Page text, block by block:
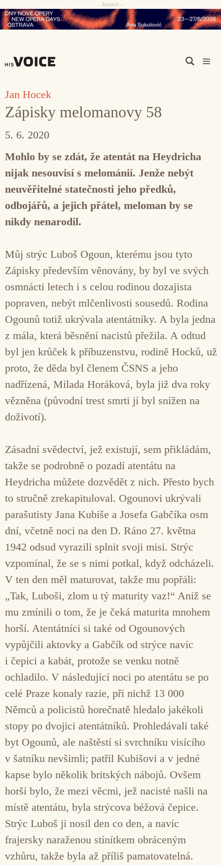
Přeskočit
na
- Inzerce -
Jan Hocek
Zápisky melomanovy 58
5. 6. 2020
Mohlo by se zdát, že atentát na Heydricha
nijak nesouvisí s melománií. Jenže nebýt
neuvěřitelné statečnosti jeho předků,
odbojářů, a jejich přátel, meloman by se
nikdy nenarodil.
Můj strýc Luboš Ogoun, kterému jsou tyto
Zápisky především věnovány, by byl ve svých
osmnácti letech i s celou rodinou dozajista
popraven, nebýt mlčenlivosti sousedů. Rodina
Ogounů totiž ukrývala atentátníky. A byla jedna
z mála, která běsnění nacistů přežila. A odtud
byl jen krůček k příbuzenstvu, rodině Hocků, už
proto, že děda byl členem ČSNS a jeho
nadřízená, Milada Horáková, byla již dva roky
vězněna (původní trest smrti jí byl snížen na
doživotí).
Zásadní svědectví, jež existují, sem přikládám,
takže se podrobně o pozadí atentátu na
Heydricha můžete dozvědět z nich. Přesto bych
to stručně zrekapituloval. Ogounovi ukrývali
parašutisty Jana Kubiše a Josefa Gabčíka osm
dní, včetně noci na den D. Ráno 27. května
1942 odsud vyrazili splnit svoji misi. Strýc
vzpomínal, že se s nimi potkal, když odcházeli.
V ten den měl maturovat, takže mu popřáli:
„Tak, Luboši, zlom u tý maturity vaz!“ Aniž se
mu zmínili o tom, že je čeká maturita mnohem
horší. Atentátníci si také od Ogounových
vypůjčili aktovky a Gabčík od strýce navíc
i čepici a kabát, protože se venku notně
ochladilo. V následující noci po atentátu se po
celé Praze konaly razie, při nichž 13 000
Němců a policistů horečnatě hledalo jakékoli
stopy po dvojici atentátníků. Prohledávali také
byt Ogounů, ale naštěstí si svrchníku visícího
v šatníku nevšimli; patřil Kubišovi a v jedné
kapse bylo několik britských nábojů. Ovšem
horší bylo, že mezi věcmi, jež nacisté našli na
místě atentátu, byla strýcova béžová čepice.
Strýc Luboš ji nosil den co den, a navíc
frajersky naraženou stínítkem obráceným
vzhůru, takže byla až příliš pamatovatelná.